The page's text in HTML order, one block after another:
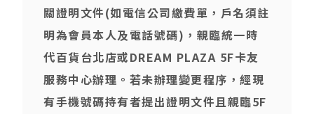
關證明文件(如電信公司繳費單，戶名須註
明為會員本人及電話號碼)，親臨統一時
代百貨台北店或DREAM PLAZA 5F卡友
服務中心辦理。若未辦理變更程序，經現
有手機號碼持有者提出證明文件且親臨5F